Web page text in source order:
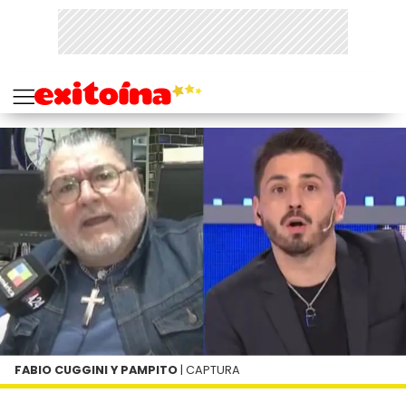
FABIO CUGGINI Y PAMPITO | CAPTURA